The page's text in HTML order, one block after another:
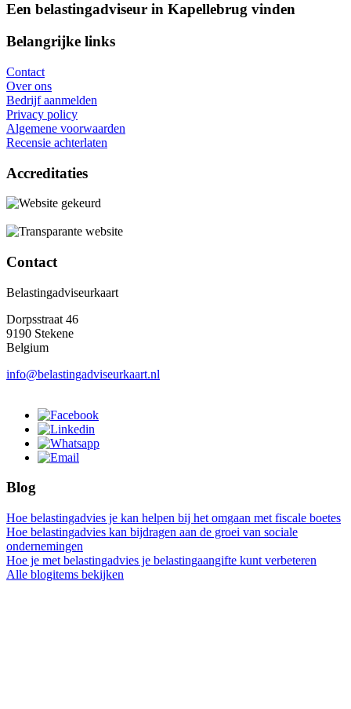
Een belastingadviseur in Kapellebrug vinden
Belangrijke links
Contact
Over ons
Bedrijf aanmelden
Privacy policy
Algemene voorwaarden
Recensie achterlaten
Accreditaties
Contact
Belastingadviseurkaart
Dorpsstraat 46
9190 Stekene
Belgium
info@belastingadviseurkaart.nl
Blog
Hoe belastingadvies je kan helpen bij het omgaan met fiscale boetes
Hoe belastingadvies kan bijdragen aan de groei van sociale
ondernemingen
Hoe je met belastingadvies je belastingaangifte kunt verbeteren
Alle blogitems bekijken